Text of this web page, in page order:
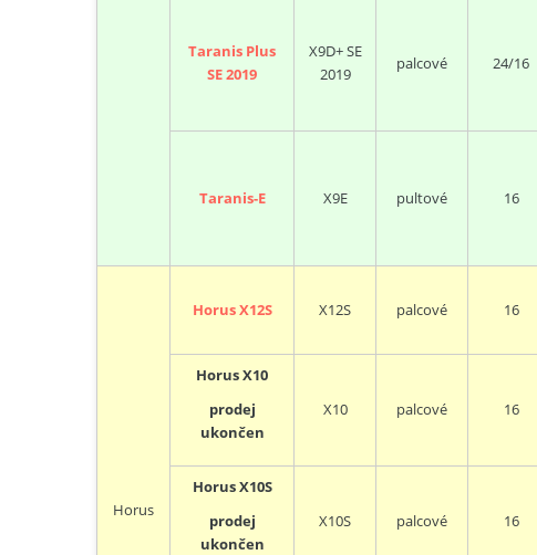
Taranis Plus
SE 2019
X9D+ SE
2019
palcové 24/16
Taranis-E X9E pultové 16
Horus
Horus X12S X12S palcové 16
Horus X10
prodej
ukončen
X10 palcové 16
Horus X10S
prodej
ukončen
X10S palcové 16